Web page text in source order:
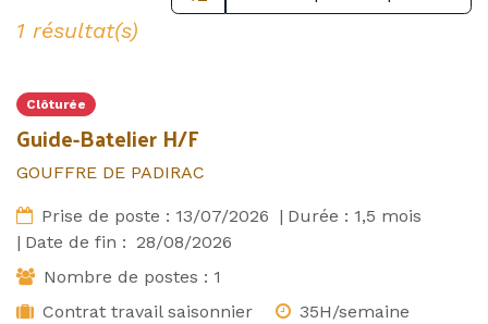
1 résultat(s)
Clôturée
Guide-Batelier H/F
GOUFFRE DE PADIRAC
Prise de poste : 13/07/2026 | Durée : 1,5 mois
| Date de fin : 28/08/2026
Nombre de postes : 1
Contrat travail saisonnier
35H/semaine